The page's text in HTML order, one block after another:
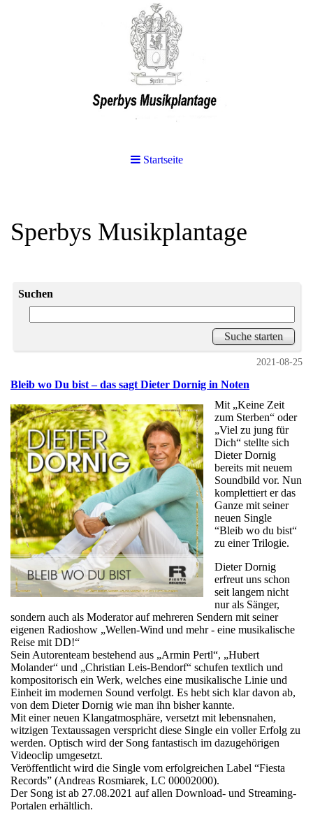
Startseite
Sperbys Musikplantage
Suchen
2021-08-25
Bleib wo Du bist – das sagt Dieter Dornig in Noten
Mit „Keine Zeit
zum Sterben“ oder
„Viel zu jung für
Dich“ stellte sich
Dieter Dornig
bereits mit neuem
Soundbild vor. Nun
komplettiert er das
Ganze mit seiner
neuen Single
“Bleib wo du bist“
zu einer Trilogie.
Dieter Dornig
erfreut uns schon
seit langem nicht
nur als Sänger,
sondern auch als Moderator auf mehreren Sendern mit seiner
eigenen Radioshow „Wellen-Wind und mehr - eine musikalische
Reise mit DD!“
Sein Autorenteam bestehend aus „Armin Pertl“, „Hubert
Molander“ und „Christian Leis-Bendorf“ schufen textlich und
kompositorisch ein Werk, welches eine musikalische Linie und
Einheit im modernen Sound verfolgt. Es hebt sich klar davon ab,
von dem Dieter Dornig wie man ihn bisher kannte.
Mit einer neuen Klangatmosphäre, versetzt mit lebensnahen,
witzigen Textaussagen verspricht diese Single ein voller Erfolg zu
werden. Optisch wird der Song fantastisch im dazugehörigen
Videoclip umgesetzt.
Veröffentlicht wird die Single vom erfolgreichen Label “Fiesta
Records” (Andreas Rosmiarek, LC 00002000).
Der Song ist ab 27.08.2021 auf allen Download- und Streaming-
Portalen erhältlich.